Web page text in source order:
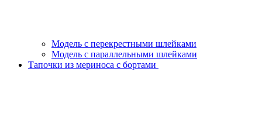
Модель с перекрестными шлейками
Модель с параллельными шлейками
Тапочки из мериноса с бортами